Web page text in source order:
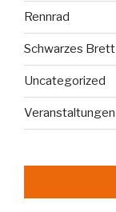
Rennrad
Schwarzes Brett
Uncategorized
Veranstaltungen